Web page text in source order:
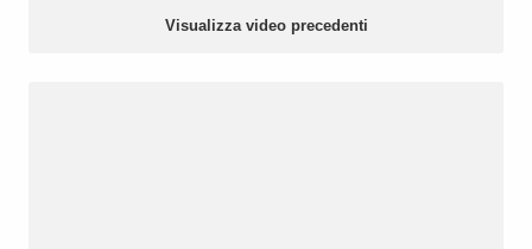
Visualizza video precedenti